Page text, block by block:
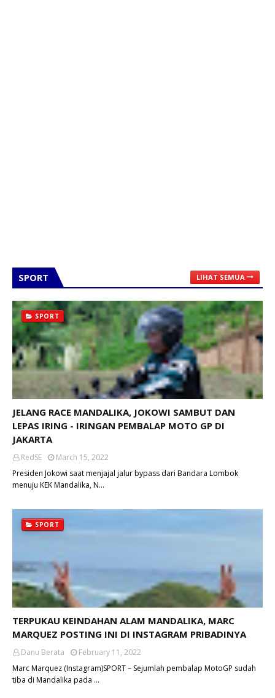
SPORT LIHAT SEMUA
SPORT
JELANG RACE MANDALIKA, JOKOWI SAMBUT DAN
LEPAS IRING - IRINGAN PEMBALAP MOTO GP DI
JAKARTA
RedSE
March 15, 2022
Presiden Jokowi saat menjajal jalur bypass dari Bandara Lombok
menuju KEK Mandalika, N…
SPORT
TERPUKAU KEINDAHAN ALAM MANDALIKA, MARC
MARQUEZ POSTING INI DI INSTAGRAM PRIBADINYA
Danu Berata
February 11, 2022
Marc Marquez (Instagram)SPORT – Sejumlah pembalap MotoGP sudah
tiba di Mandalika pada …